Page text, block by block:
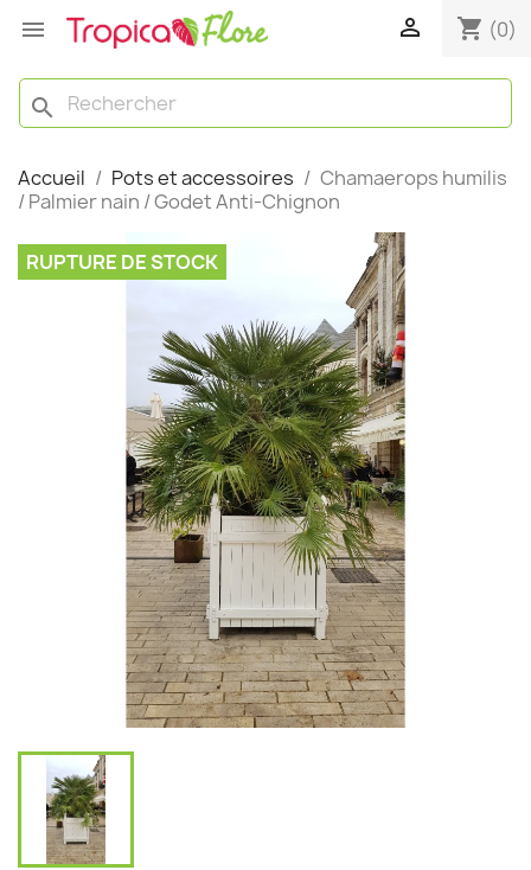
  shopping_cart (0)
search
Accueil Pots et accessoires
Chamaerops humilis
/ Palmier nain / Godet Anti-Chignon
RUPTURE DE STOCK